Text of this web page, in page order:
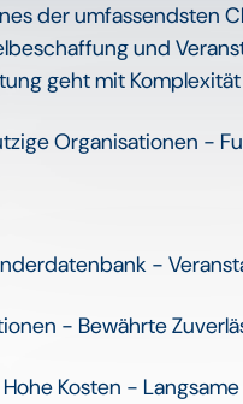
der umfassendsten
und
geht mit
Organisationen -
-
- Bewährte
Kosten -